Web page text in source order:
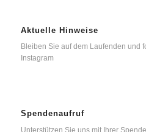
Aktuelle Hinweise
Bleiben Sie auf dem Laufenden und
Instagram
Spendenaufruf
Unterstützen Sie uns mit Ihrer